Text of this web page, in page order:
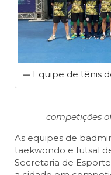
Equipe de tênis
competições
As equipes de
taekwondo e futsal
Secretaria de